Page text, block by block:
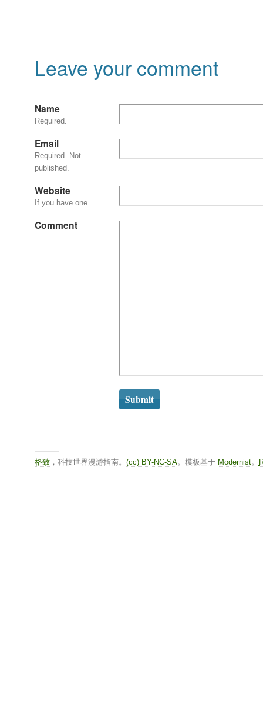
Leave your comment
Name
Required.
Email
Required. Not
published.
Website
If you have one.
Comment
格致，科技世界漫游指南。 (cc) BY-NC-SA。模板基于 Modernist。